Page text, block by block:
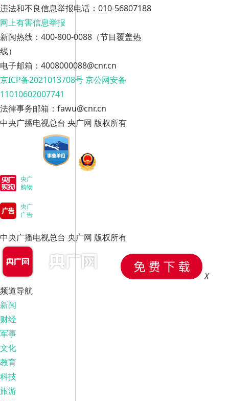
违法和不良信息举报电话：010-56807188
网上有害信息举报
新闻热线：400-800-0088（节目覆盖热
线）
电子邮箱：4008000088@cnr.cn
京ICP备2021013708号京公网安备
11010602007741
法律事务邮箱：fawu@cnr.cn
中央广播电视总台 央广网 版权所有
央广
购物
央广
广告
中央广播电视总台 央广网 版权所有
X
频道导航
新闻
财经
军事
文化
教育
科技
旅游